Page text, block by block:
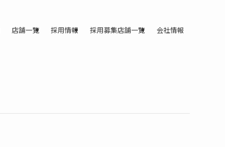
店舗一覧 採用情報 採用募集店舗一覧 会社情報